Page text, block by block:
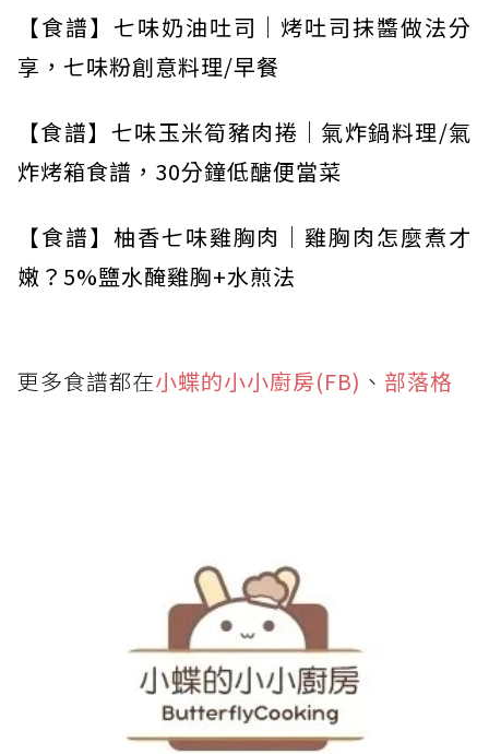
【食譜】七味奶油吐司｜烤吐司抹醬做法分
享，七味粉創意料理/早餐
【食譜】七味玉米筍豬肉捲｜氣炸鍋料理/氣
炸烤箱食譜，30分鐘低醣便當菜
【食譜】柚香七味雞胸肉｜雞胸肉怎麼煮才
嫩？5%鹽水醃雞胸+水煎法
更多食譜都在小蝶的小小廚房(FB) 、 部落格